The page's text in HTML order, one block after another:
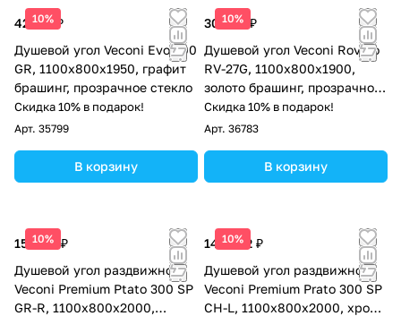
10%
42 121 ₽
Душевой угол Veconi Evo 300
GR, 1100х800x1950, графит
брашинг, прозрачное стекло
Скидка 10% в подарок!
Арт. 35799
В корзину
10%
30 428 ₽
Душевой угол Veconi Rovigo
RV-27G, 1100x800x1900,
золото брашинг, прозрачное
стекло
Скидка 10% в подарок!
Арт. 36783
В корзину
10%
157 113 ₽
Душевой угол раздвижной
Veconi Premium Ptato 300 SP
GR-R, 1100х800x2000,
10%
144 562 ₽
Душевой угол раздвижной
Veconi Premium Prato 300 SP
CH-L, 1100х800x2000, хром,